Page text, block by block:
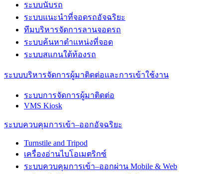
ระบบนับรถ
ระบบแนะนำที่จอดรถอัจฉริยะ
ทีมบริหารจัดการลานจอดรถ
ระบบค้นหาตำแหน่งที่จอด
ระบบสแกนใต้ท้องรถ
ระบบบริหารจัดการผู้มาติดต่อและการเข้าใช้งาน
ระบบการจัดการผู้มาติดต่อ
VMS Kiosk
ระบบควบคุมการเข้า–ออกอัจฉริยะ
Turnstile and Tripod
เครื่องอ่านไบโอเมตริกซ์
ระบบควบคุมการเข้า–ออกผ่าน Mobile & Web